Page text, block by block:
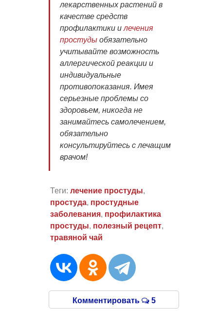
лекарственных растений в
качестве средств
профилактики и лечения
простуды обязательно
учитывайте возможность
аллергической реакции и
индивидуальные
противопоказания. Имея
серьезные проблемы со
здоровьем, никогда не
занимайтесь самолечением,
обязательно
консультируйтесь с лечащим
врачом!
Теги: лечение простуды,
простуда, простудные
заболевания, профилактика
простуды, полезный рецепт,
травяной чай
Комментировать 5